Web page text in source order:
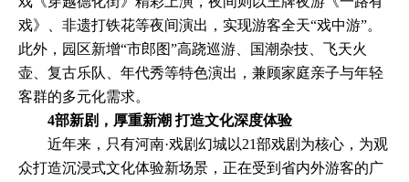
戏》、非遗打铁花等夜间演出，实现游客全天“戏中游”。
此外，园区新增“市郎图”高跷巡游、国潮杂技、飞天火
壶、复古乐队、年代秀等特色演出，兼顾家庭亲子与年轻
客群的多元化需求。
4部新剧，厚重新潮 打造文化深度体验
近年来，只有河南·戏剧幻城以21部戏剧为核心，为观
众打造沉浸式文化体验新场景，正在受到省内外游客的广